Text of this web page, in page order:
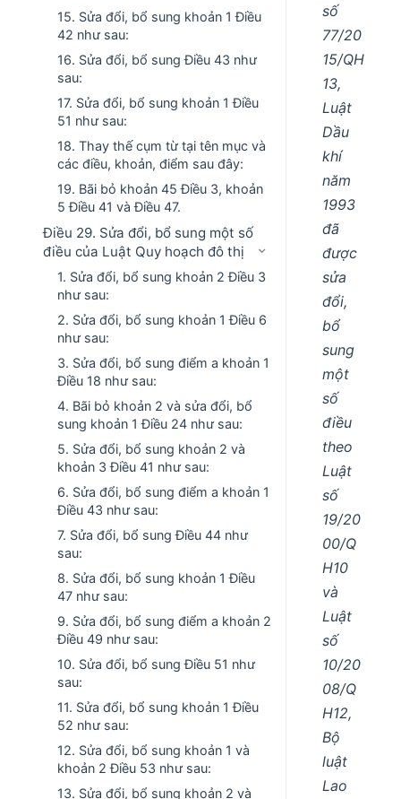
15. Sửa đổi, bổ sung khoản 1 Điều
42 như sau:
16. Sửa đổi, bổ sung Điều 43 như
sau:
17. Sửa đổi, bổ sung khoản 1 Điều
51 như sau:
18. Thay thế cụm từ tại tên mục và
các điều, khoản, điểm sau đây:
19. Bãi bỏ khoản 45 Điều 3, khoản
5 Điều 41 và Điều 47.
Điều 29. Sửa đổi, bổ sung một số
điều của Luật Quy hoạch đô thị
1. Sửa đổi, bổ sung khoản 2 Điều 3
như sau:
2. Sửa đổi, bổ sung khoản 1 Điều 6
như sau:
3. Sửa đổi, bổ sung điểm a khoản 1
Điều 18 như sau:
4. Bãi bỏ khoản 2 và sửa đổi, bổ
sung khoản 1 Điều 24 như sau:
5. Sửa đổi, bổ sung khoản 2 và
khoản 3 Điều 41 như sau:
6. Sửa đổi, bổ sung điểm a khoản 1
Điều 43 như sau:
7. Sửa đổi, bổ sung Điều 44 như
sau:
8. Sửa đổi, bổ sung khoản 1 Điều
47 như sau:
9. Sửa đổi, bổ sung điểm a khoản 2
Điều 49 như sau:
10. Sửa đổi, bổ sung Điều 51 như
sau:
11. Sửa đổi, bổ sung khoản 1 Điều
52 như sau:
12. Sửa đổi, bổ sung khoản 1 và
khoản 2 Điều 53 như sau:
13. Sửa đổi, bổ sung khoản 2 và
số
77/20
15/QH
13,
Luật
Dầu
khí
năm
1993
đã
được
sửa
đổi,
bổ
sung
một
số
điều
theo
Luật
số
19/20
00/Q
H10
và
Luật
số
10/20
08/Q
H12,
Bộ
luật
Lao